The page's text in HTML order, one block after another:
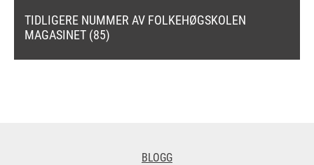
TIDLIGERE NUMMER AV FOLKEHØGSKOLEN
MAGASINET (85)
BLOGG